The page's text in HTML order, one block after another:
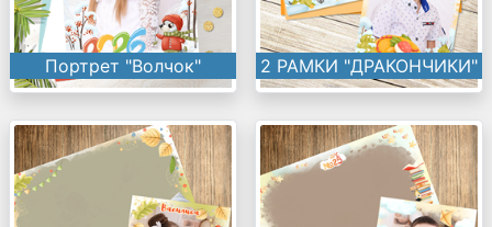
Портрет "Волчок" 2 РАМКИ "ДРАКОНЧИКИ"